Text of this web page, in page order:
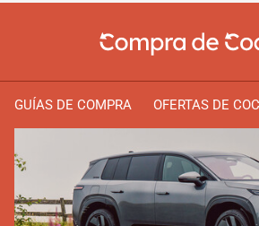
GUÍAS DE COMPRA OFERTAS DE